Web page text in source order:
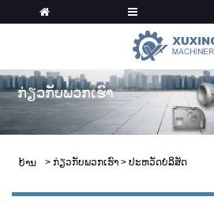
ກ່ຽວ​ກັບ​ພວກ​ເຮົາ
ບ້ານ > ກ່ຽວ​ກັບ​ພວກ​ເຮົາ > ປະ​ຫວັດ​ບໍ​ລິ​ສັດ